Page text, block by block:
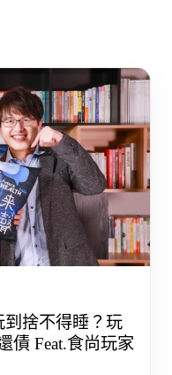
到捨不得睡？玩
債 Feat.食尚玩家